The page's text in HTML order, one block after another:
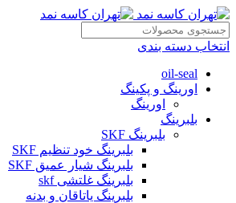
انتخاب دسته بندی
oil-seal
اورینگ و پکینگ
اورینگ
بلبرینگ
بلبرینگ SKF
بلبرینگ خود تنظیم SKF
بلبرینگ شیار عمیق SKF
بلبرینگ غلتشی skf
بلبرینگ یاتاقان و بدنه